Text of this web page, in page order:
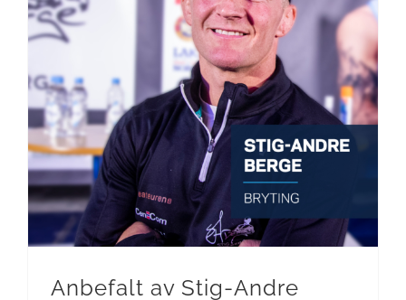
Anbefalt av Stig-Andre